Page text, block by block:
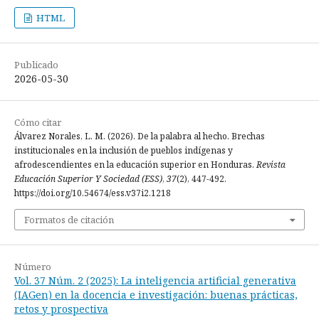
HTML
Publicado
2026-05-30
Cómo citar
Álvarez Norales, L. M. (2026). De la palabra al hecho. Brechas
institucionales en la inclusión de pueblos indígenas y
afrodescendientes en la educación superior en Honduras.Revista
Educación Superior Y Sociedad (ESS), 37(2), 447-492.
https://doi.org/10.54674/ess.v37i2.1218
Formatos de citación
Número
Vol. 37 Núm. 2 (2025): La inteligencia artificial generativa
(IAGen) en la docencia e investigación: buenas prácticas,
retos y prospectiva